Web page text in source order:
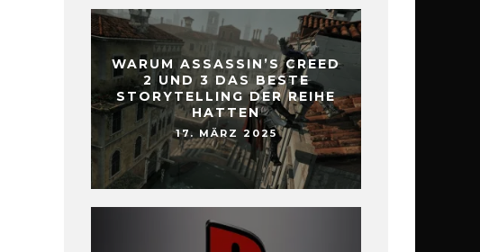
WARUM ASSASSIN’S CREED
2 UND 3 DAS BESTE
STORYTELLING DER REIHE
HATTEN
17. MÄRZ 2025